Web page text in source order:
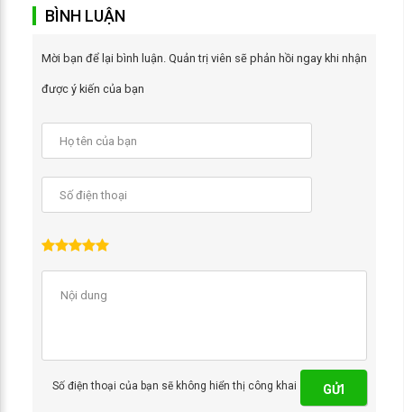
BÌNH LUẬN
Mời bạn để lại bình luận. Quản trị viên sẽ phản hồi ngay khi nhận
được ý kiến của bạn
Số điện thoại của bạn sẽ không hiển thị công khai GỬI